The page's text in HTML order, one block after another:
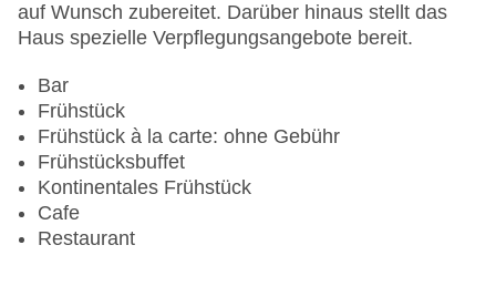
auf Wunsch zubereitet. Darüber hinaus stellt das
Haus spezielle Verpflegungsangebote bereit.
Bar
Frühstück
Frühstück à la carte: ohne Gebühr
Frühstücksbuffet
Kontinentales Frühstück
Cafe
Restaurant